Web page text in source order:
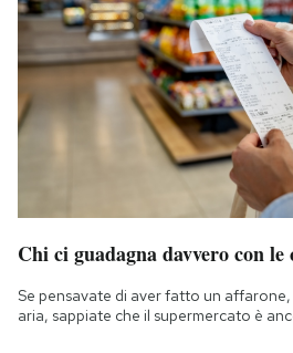
Chi ci guadagna davvero con le
Se pensavate di aver fatto un
aria, sappiate che il supermercato è